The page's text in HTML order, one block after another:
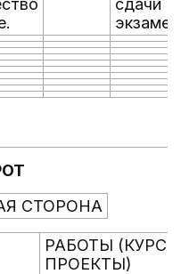
сдачи
СТОРОНА
РАБОТЫ
ПРОЕКТЫ)